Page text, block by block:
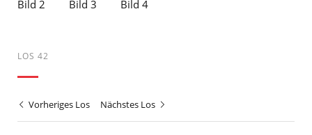
LOS 42
Vorheriges Los Nächstes Los